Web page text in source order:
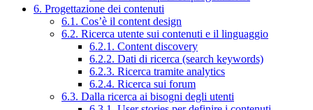
6. Progettazione dei contenuti
6.1. Cos’è il content design
6.2. Ricerca utente sui contenuti e il linguaggio
6.2.1. Content discovery
6.2.2. Dati di ricerca (search keywords)
6.2.3. Ricerca tramite analytics
6.2.4. Ricerca sui forum
6.3. Dalla ricerca ai bisogni degli utenti